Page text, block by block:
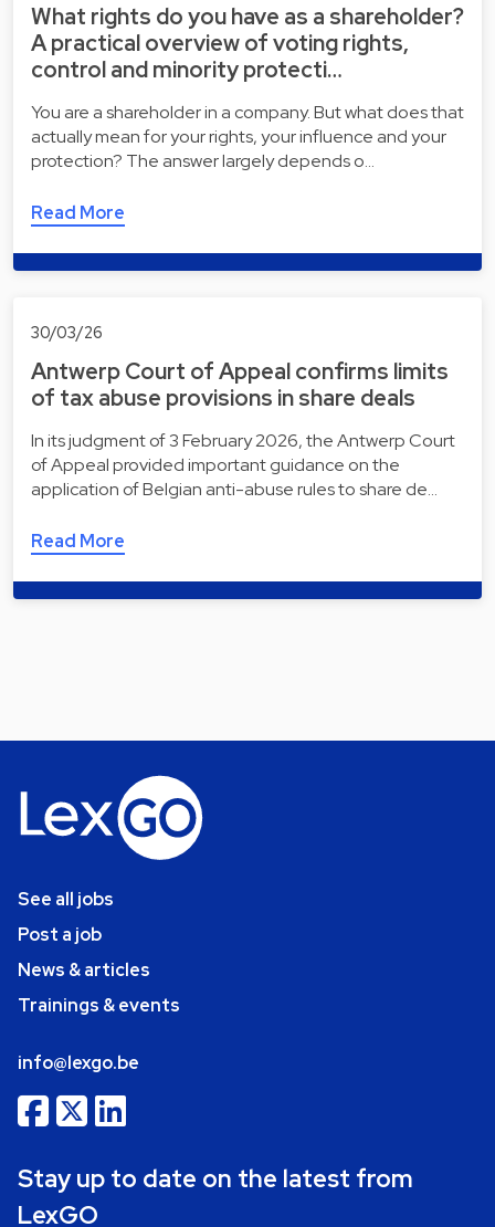
What rights do you have as a shareholder?
A practical overview of voting rights,
control and minority protecti…
You are a shareholder in a company. But what does that
actually mean for your rights, your influence and your
protection? The answer largely depends o…
Read More
30/03/26
Antwerp Court of Appeal confirms limits
of tax abuse provisions in share deals
In its judgment of 3 February 2026, the Antwerp Court
of Appeal provided important guidance on the
application of Belgian anti-abuse rules to share de…
Read More
See all jobs
Post a job
News & articles
Trainings & events
info@lexgo.be
Stay up to date on the latest from
LexGO